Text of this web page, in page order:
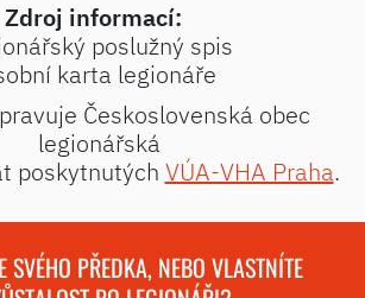
Zdroj informací:
poslužný spis
karta legionáře
Československá obec
legionářská
poskytnutých VÚA-VHA Praha.
SVÉHO PŘEDKA, NEBO VLASTNÍTE